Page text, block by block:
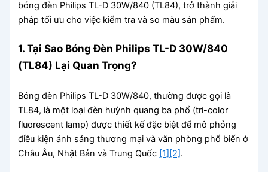
bóng đèn Philips TL-D 30W/840 (TL84), trở thành giải
pháp tối ưu cho việc kiểm tra và so màu sản phẩm.
1. Tại Sao Bóng Đèn Philips TL-D 30W/840
(TL84) Lại Quan Trọng?
Bóng đèn Philips TL-D 30W/840, thường được gọi là
TL84, là một loại đèn huỳnh quang ba phổ (tri-color
fluorescent lamp) được thiết kế đặc biệt để mô phỏng
điều kiện ánh sáng thương mại và văn phòng phổ biến ở
Châu Âu, Nhật Bản và Trung Quốc [1] [2].